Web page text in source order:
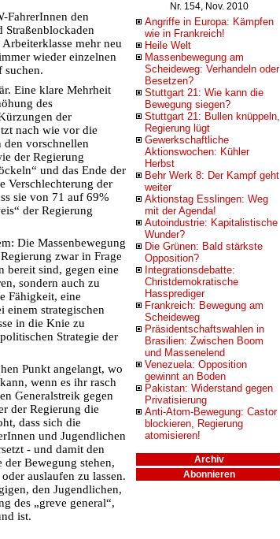
FahrerInnen den
Straßenblockaden
mehr neu
wieder einzelnen
suchen.
Eine klare Mehrheit
des
der
nach wie vor die
vorschnellen
der Regierung
und das Ende der
Verschlechterung der
sie von 71 auf 69%
der Regierung
Die Massenbewegung
zwar in Frage
bereit sind, gegen eine
sondern auch zu
Fähigkeit, eine
einem strategischen
in die Knie zu
Strategie der
Punkt angelangt, wo
wenn es ihr rasch
Generalstreik gegen
der Regierung die
dass sich die
und Jugendlichen
- und damit den
Bewegung stehen,
auslaufen zu lassen.
den Jugendlichen,
des „greve general“,
ist.
Nr. 154, Nov. 2010
Angriffe in Europa: Kämpfen
wie in Frankreich!
Heile Welt
Massenbewegung am
Scheideweg: Verhandeln oder
Besetzen?
Stuttgart 21: Wie kann die
Bewegung siegen?
Stuttgart 21: Bullen knüppeln,
Regierung lügt
Gewerkschaftliche
Aktionswochen: Kühler
Herbst
Behr Werk 8: Der Kampf geht
weiter
Aktionstag Esslingen: Weg
mit der Agenda!
Autoindustrie: Kapitalistische
Wunder?
Die Grünen: Bald stärkste
Opposition?
Integrationsdebatte:
Christdemokratische
Hassprediger
Frankreich: Bewegung am
Scheideweg
Präsidentschaftswahlen in
Brasilien: Zwischen Boom
und Massenelend
Venezuela: Opposition
gewinnt an Boden
Pakistan: Widerstand gegen
Privatisierung
Anti-Atom-Bewegung: Castor
blockieren, Regierung
atomisieren!
Archiv
Abonnieren